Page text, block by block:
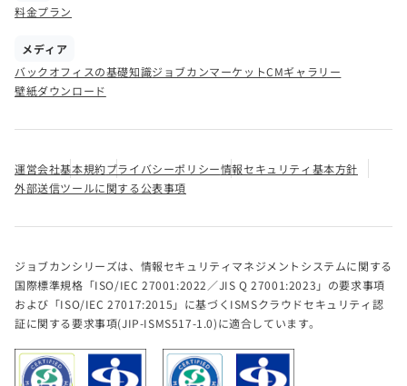
料金プラン
メディア
バックオフィスの基礎知識ジョブカンマーケットCMギャラリー
壁紙ダウンロード
運営会社基本規約プライバシーポリシー情報セキュリティ基本方針
外部送信ツールに関する公表事項
ジョブカンシリーズは、情報セキュリティマネジメントシステムに関する
国際標準規格「ISO/IEC 27001:2022／JIS Q 27001:2023」の要求事項
および「ISO/IEC 27017:2015」に基づくISMSクラウドセキュリティ認
証に関する要求事項(JIP-ISMS517-1.0)に適合しています。